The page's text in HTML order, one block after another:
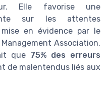
Elle favorise une
sur les attentes
en évidence par le
Association.
que 75% des erreurs
de malentendus liés aux